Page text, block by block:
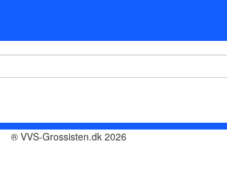
® VVS-Grossisten.dk 2026